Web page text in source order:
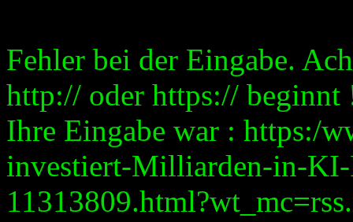
Fehler bei der Eingabe.
http:// oder https:// beginnt
Ihre Eingabe war : https:/
investiert-Milliarden-in-KI-